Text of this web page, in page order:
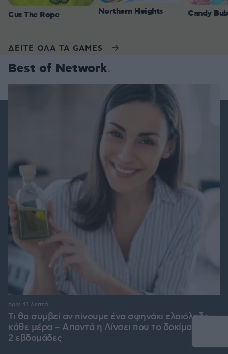
Cut The Rope Northern Heights Candy
ΔΕΙΤΕ ΟΛΑ ΤΑ GAMES
Best of Network
Τι θα συμβεί αν πίνουμε ένα σφηνάκι ελαιόλαδο
κάθε μέρα – Απαντά η Λίνσει που το δοκίμασε για
2 εβδομάδες
πριν 41 λεπτά